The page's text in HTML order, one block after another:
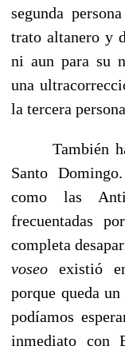
segunda
trato altanero y
ni aun para su
una
la tercera
También
Santo
como las
frecuentadas
completa
vo­seo existió
porque queda
podíamos
inmediato con